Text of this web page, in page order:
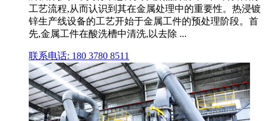
工艺流程,从而认识到其在金属处理中的重要性。热浸镀
锌生产线设备的工艺开始于金属工件的预处理阶段。首
先,金属工件在酸洗槽中清洗,以去除 ...
联系电话: 180 3780 8511